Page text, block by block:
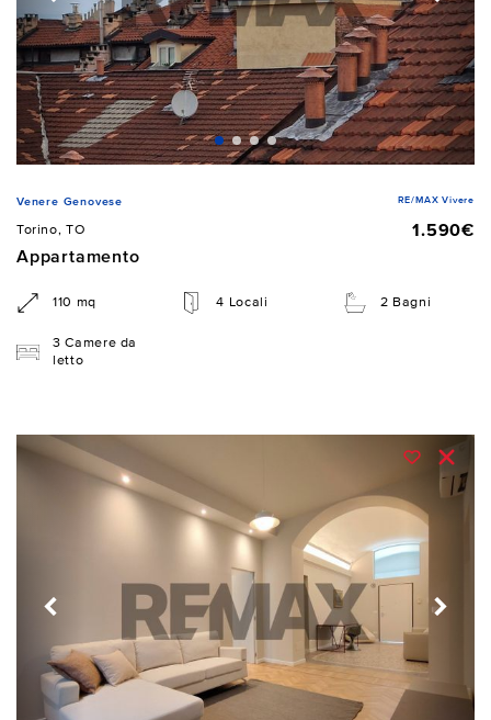
Venere Genovese RE/MAX Vivere
Torino, TO
1.590€
Appartamento
110 mq 4 Locali 2 Bagni
3 Camere da
letto